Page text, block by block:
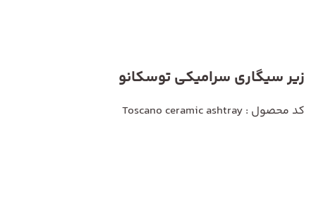
زیر سیگاری سرامیکی توسکانو
کد محصول : Toscano ceramic ashtray